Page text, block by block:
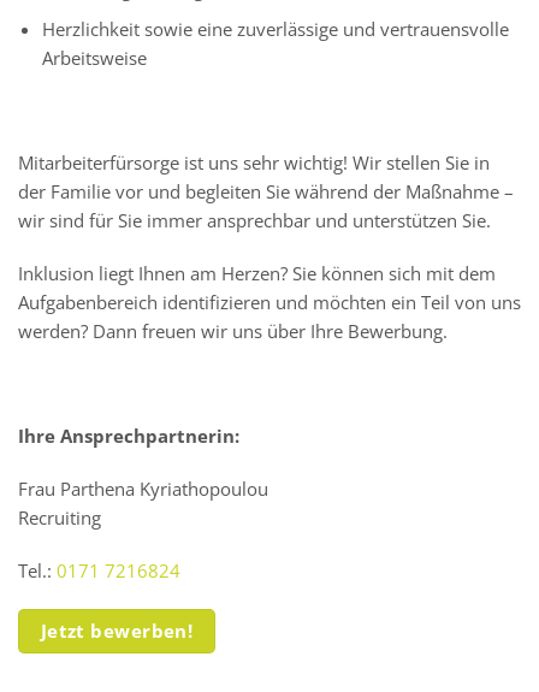
Herzlichkeit sowie eine zuverlässige und vertrauensvolle
Arbeitsweise
Mitarbeiterfürsorge ist uns sehr wichtig! Wir stellen Sie in
der Familie vor und begleiten Sie während der Maßnahme –
wir sind für Sie immer ansprechbar und unterstützen Sie.
Inklusion liegt Ihnen am Herzen? Sie können sich mit dem
Aufgabenbereich identifizieren und möchten ein Teil von uns
werden? Dann freuen wir uns über Ihre Bewerbung.
Ihre Ansprechpartnerin:
Frau Parthena Kyriathopoulou
Recruiting
Tel.: 0171 7216824
Jetzt bewerben!